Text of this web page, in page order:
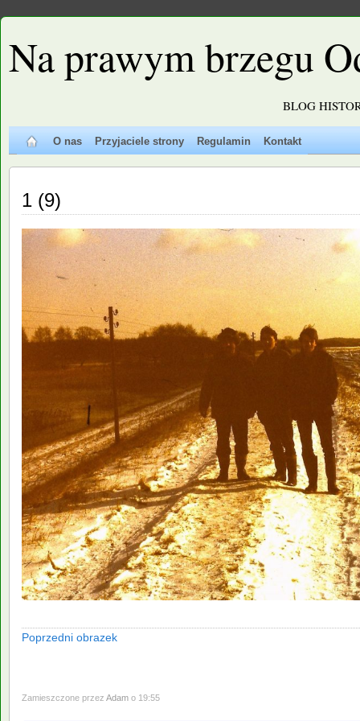
Na prawym brzegu
BLOG
O nas Przyjaciele strony Regulamin Kontakt
1 (9)
Poprzedni obrazek
Zamieszczone przez Adam o 19:55